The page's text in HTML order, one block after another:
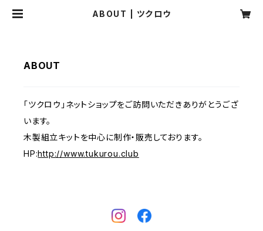
ABOUT | ツクロウ
ABOUT
「ツクロウ」ネットショップをご訪問いただきありがとうござ
います。
木製組立キットを中心に制作・販売しております。
HP:http://www.tukurou.club